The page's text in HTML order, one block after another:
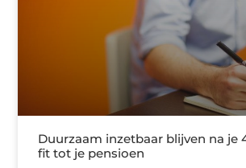
Duurzaam inzetbaar blijven na je
fit tot je pensioen